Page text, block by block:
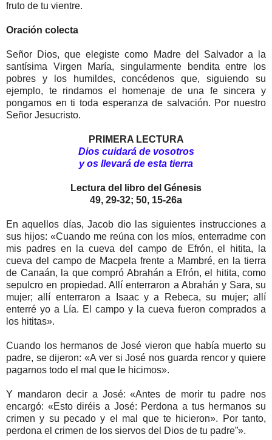
fruto de tu vientre.
Oración colecta
Señor Dios, que elegiste como Madre del Salvador a la
santísima Virgen María, singularmente bendita entre los
pobres y los humildes, concédenos que, siguiendo su
ejemplo, te rindamos el homenaje de una fe sincera y
pongamos en ti toda esperanza de salvación. Por nuestro
Señor Jesucristo.
PRIMERA LECTURA
Dios cuidará de vosotros
y os llevará de esta tierra
Lectura del libro del Génesis
49, 29-32; 50, 15-26a
En aquellos días, Jacob dio las siguientes instrucciones a
sus hijos: «Cuando me reúna con los míos, enterradme con
mis padres en la cueva del campo de Efrón, el hitita, la
cueva del campo de Macpela frente a Mambré, en la tierra
de Canaán, la que compró Abrahán a Efrón, el hitita, como
sepulcro en propiedad. Allí enterraron a Abrahán y Sara, su
mujer; allí enterraron a Isaac y a Rebeca, su mujer; allí
enterré yo a Lía. El campo y la cueva fueron comprados a
los hititas».
Cuando los hermanos de José vieron que había muerto su
padre, se dijeron: «A ver si José nos guarda rencor y quiere
pagarnos todo el mal que le hicimos».
Y mandaron decir a José: «Antes de morir tu padre nos
encargó: «Esto diréis a José: Perdona a tus hermanos su
crimen y su pecado y el mal que te hicieron». Por tanto,
perdona el crimen de los siervos del Dios de tu padre”».